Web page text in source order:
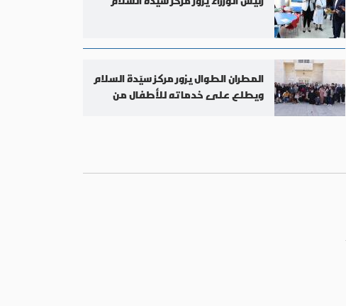
المطران الطوال يزور مركز سيّدة السلام
ويطلع على خدماته للأطفال من